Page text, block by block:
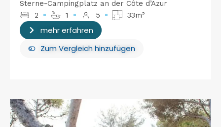
Sterne-Campingplatz an der Côte d’Azur
2
1 5 33m²
mehr erfahren
Zum Vergleich hinzufügen